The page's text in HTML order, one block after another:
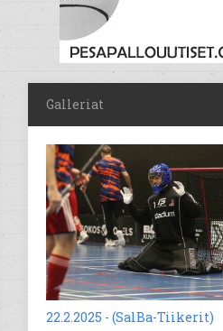
Galleriat
22.2.2025 - (SalBa-Tiikerit)